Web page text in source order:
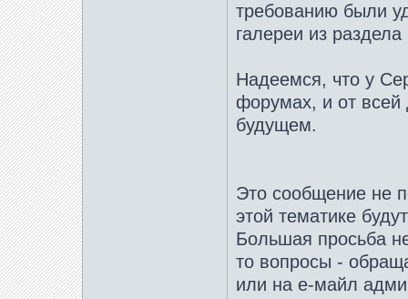
требованию были
галереи из
Надеемся, что у
форумах, и от всей
будущем.
Это сообщение не
этой тематике
Большая просьба
то вопросы -
или на е-майл